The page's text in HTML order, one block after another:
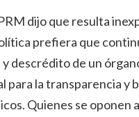
dijo que resulta
prefiera que
descrédito de un
para la transparencia y
Quienes se oponen